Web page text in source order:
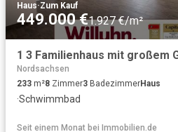
Haus·Zum Kauf
449.000 €1.927 €/m²
Nordsachsen
233 m²8 Zimmer3 BadezimmerHaus
·Schwimmbad
Seit einem Monat bei Immobilien.de